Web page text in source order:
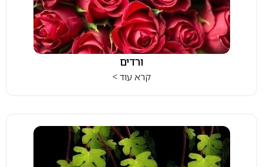
ורדים
קרא עוד >